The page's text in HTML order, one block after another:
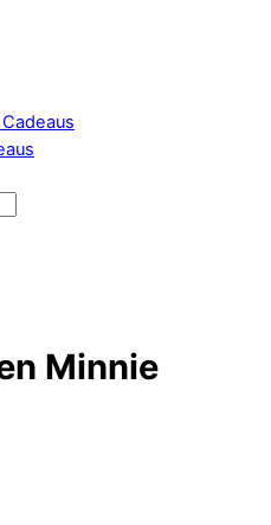
Minnie